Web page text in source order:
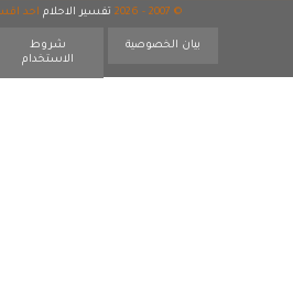
© 2007 - 2026 تفسير الاحلام احد
بيان الخصوصية
شروط
الاستخدام